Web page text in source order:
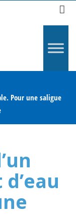
Pour une saligue